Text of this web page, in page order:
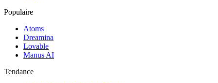
Populaire
Atoms
Dreamina
Lovable
Manus AI
Tendance